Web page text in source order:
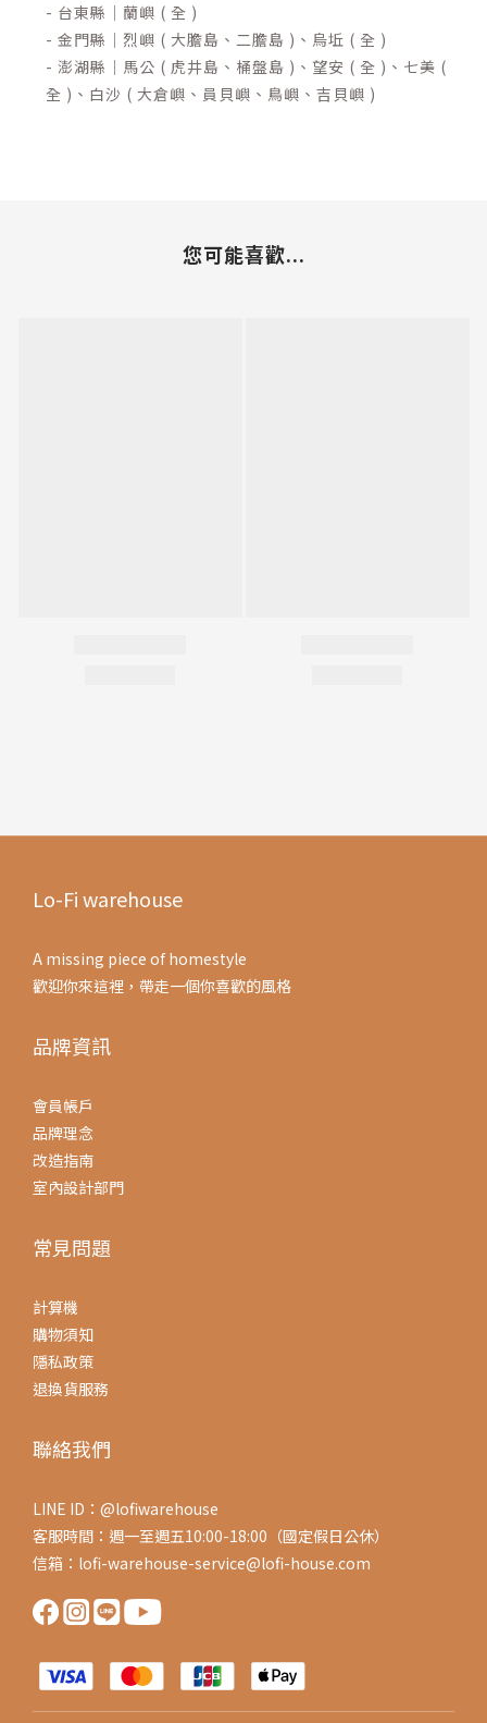
- 台東縣｜蘭嶼 ( 全 )
- 金門縣｜烈嶼 ( 大膽島、二膽島 )、烏坵 ( 全 )
- 澎湖縣｜馬公 ( 虎井島、桶盤島 )、望安 ( 全 )、七美 (
全 )、白沙 ( 大倉嶼、員貝嶼、鳥嶼、吉貝嶼 )
您可能喜歡...
Lo-Fi warehouse
A missing piece of homestyle
歡迎你來這裡，帶走一個你喜歡的風格
品牌資訊
會員帳戶
品牌理念
改造指南
室內設計部門
常見問題
計算機
購物須知
隱私政策
退換貨服務
聯絡我們
LINE ID：@lofiwarehouse
客服時間：週一至週五10:00-18:00（國定假日公休）
信箱：lofi-warehouse-service@lofi-house.com